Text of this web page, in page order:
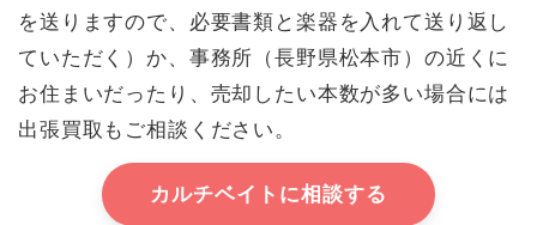
を送りますので、必要書類と楽器を入れて送り返し
ていただく）か、事務所（長野県松本市）の近くに
お住まいだったり、売却したい本数が多い場合には
出張買取もご相談ください。
カルチベイトに相談する